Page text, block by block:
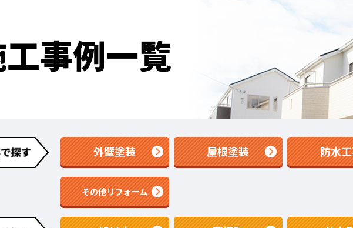
事例一覧
外壁塗装 屋根塗装 防水
その他リフォーム